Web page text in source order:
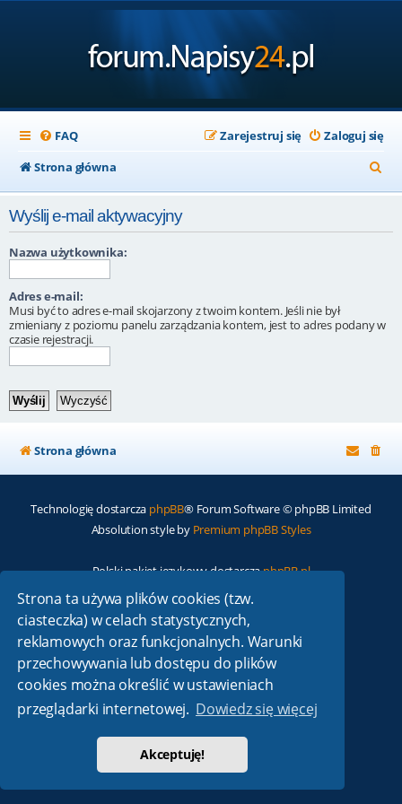
Strona ta używa plików cookies (tzw.
ciasteczka) w celach statystycznych,
reklamowych oraz funkcjonalnych. Warunki
przechowywania lub dostępu do plików
cookies można określić w ustawieniach
przeglądarki internetowej. Dowiedz się więcej
Akceptuję!
FAQ Zaloguj się
Zarejestruj się
Strona główna
z
Wyślij e-mail aktywacyjny
Nazwa użytkownika:
Adres e-mail:
Musi być to adres e-mail skojarzony z twoim kontem. Jeśli nie był
zmieniany z poziomu panelu zarządzania kontem, jest to adres podany w
czasie rejestracji.
Strona główna
Technologię dostarcza phpBB® Forum Software © phpBB Limited
Absolution style by Premium phpBB Styles
Polski pakiet językowy dostarczaphpBB.pl
Zasady ochrony danych osobowych